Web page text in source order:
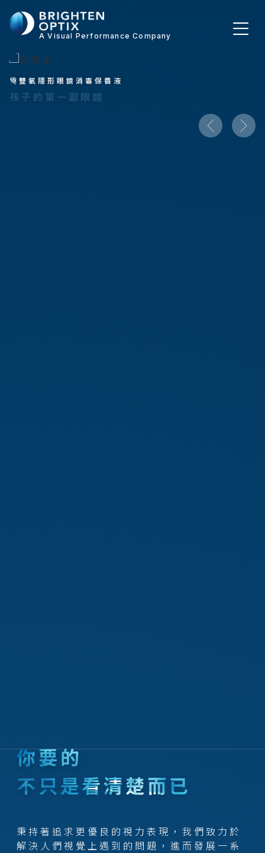
A Visual Performance Company
極 雙 氧 隱 形 眼 鏡 消 毒 保 養 液
貝 視 得 兒 童 視 力 管 理 鏡 片
孩子的第一副眼鏡
貝 視 得 靈 魂 之 窗 禮 盒
智 造 視 界 機能未來
你要的
不只是看清楚而已
秉持著追求更優良的視力表現，我們致力於
解決人們視覺上遇到的問題，進而發展一系